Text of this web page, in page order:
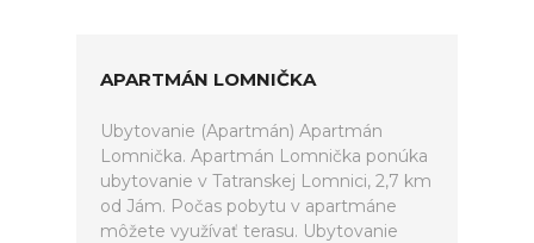
APARTMÁN LOMNIČKA
Ubytovanie (Apartmán) Apartmán
Lomnička. Apartmán Lomnička ponúka
ubytovanie v Tatranskej Lomnici, 2,7 km
od Jám. Počas pobytu v apartmáne
môžete využívať terasu. Ubytovanie